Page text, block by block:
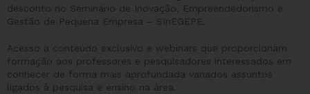
desconto no Seminário de Inovação, Empreendedorismo e
Gestão de Pequena Empresa – SInEGEPE.
Acesso a conteúdo exclusivo e webinars que proporcionam
formação aos professores e pesquisadores interessados em
conhecer de forma mais aprofundada variados assuntos
ligados à pesquisa e ensino na área.